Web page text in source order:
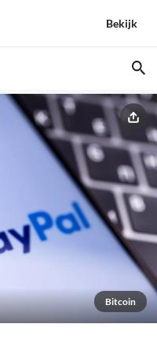
Bekijk
Bitcoin